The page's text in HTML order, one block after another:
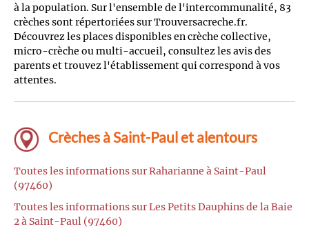
à la population. Sur l'ensemble de l'intercommunalité, 83
crèches sont répertoriées sur Trouversacreche.fr.
Découvrez les places disponibles en crèche collective,
micro-crèche ou multi-accueil, consultez les avis des
parents et trouvez l'établissement qui correspond à vos
attentes.
Crèches à Saint-Paul et alentours
Toutes les informations sur Raharianne à Saint-Paul
(97460)
Toutes les informations sur Les Petits Dauphins de la Baie
2 à Saint-Paul (97460)